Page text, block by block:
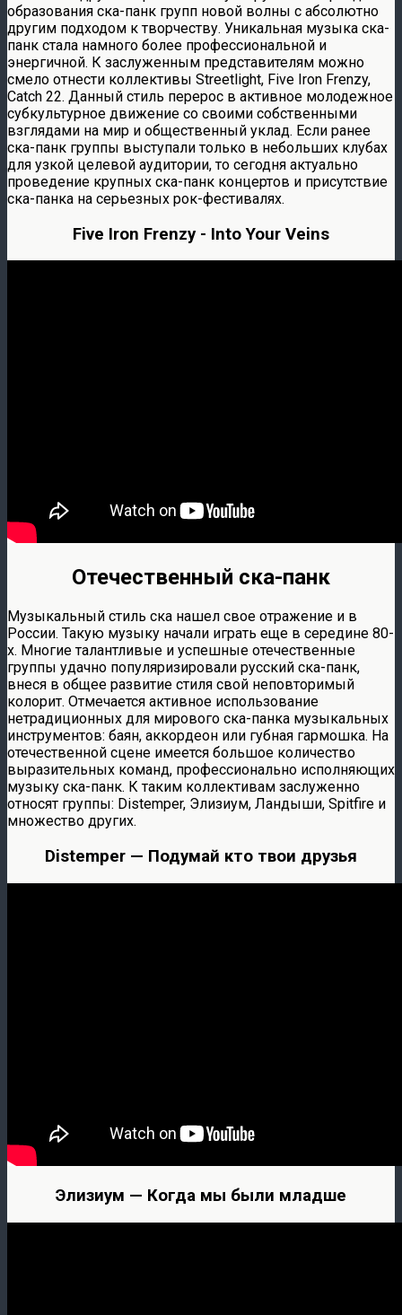
образования ска-панк групп новой волны с абсолютно
другим подходом к творчеству. Уникальная музыка ска-
панк стала намного более профессиональной и
энергичной. К заслуженным представителям можно
смело отнести коллективы Streetlight, Five Iron Frenzy,
Catch 22. Данный стиль перерос в активное молодежное
субкультурное движение со своими собственными
взглядами на мир и общественный уклад. Если ранее
ска-панк группы выступали только в небольших клубах
для узкой целевой аудитории, то сегодня актуально
проведение крупных ска-панк концертов и присутствие
ска-панка на серьезных рок-фестивалях.
Five Iron Frenzy - Into Your Veins
Отечественный ска-панк
Музыкальный стиль ска нашел свое отражение и в
России. Такую музыку начали играть еще в середине 80-
х. Многие талантливые и успешные отечественные
группы удачно популяризировали русский ска-панк,
внеся в общее развитие стиля свой неповторимый
колорит. Отмечается активное использование
нетрадиционных для мирового ска-панка музыкальных
инструментов: баян, аккордеон или губная гармошка. На
отечественной сцене имеется большое количество
выразительных команд, профессионально исполняющих
музыку ска-панк. К таким коллективам заслуженно
относят группы: Distemper, Элизиум, Ландыши, Spitfire и
множество других.
Distemper — Подумай кто твои друзья
Элизиум — Когда мы были младше